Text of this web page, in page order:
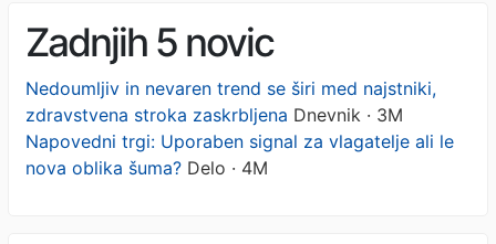
Zadnjih 5 novic
Nedoumljiv in nevaren trend se širi med najstniki,
zdravstvena stroka zaskrbljena Dnevnik · 3M
Napovedni trgi: Uporaben signal za vlagatelje ali le
nova oblika šuma? Delo · 4M